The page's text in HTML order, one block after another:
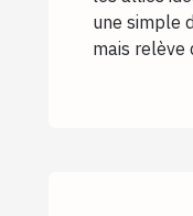
une simple
mais relève